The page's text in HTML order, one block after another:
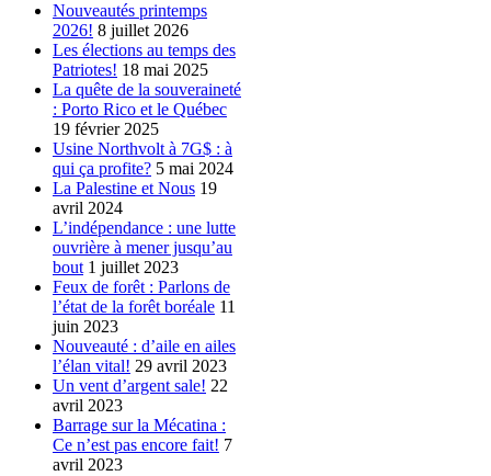
Nouveautés printemps
2026! 8 juillet 2026
Les élections au temps des
Patriotes! 18 mai 2025
La quête de la souveraineté
: Porto Rico et le Québec
19 février 2025
Usine Northvolt à 7G$ : à
qui ça profite? 5 mai 2024
La Palestine et Nous 19
avril 2024
L’indépendance : une lutte
ouvrière à mener jusqu’au
bout 1 juillet 2023
Feux de forêt : Parlons de
l’état de la forêt boréale 11
juin 2023
Nouveauté : d’aile en ailes
l’élan vital! 29 avril 2023
Un vent d’argent sale! 22
avril 2023
Barrage sur la Mécatina :
Ce n’est pas encore fait! 7
avril 2023